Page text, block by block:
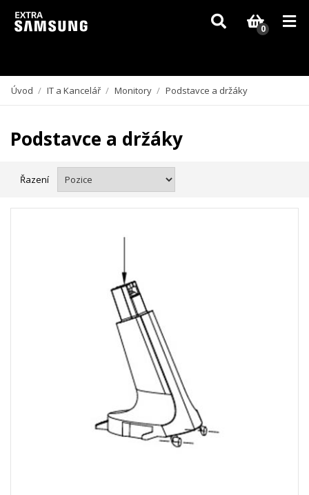
Vzhledem k aktuální situaci se může dodání dílů, které nejsou skladem,
zpozdit. Děkujeme za pochopení.
0
Úvod / IT a Kancelář / Monitory / Podstavce a držáky
Podstavce a držáky
Řazení